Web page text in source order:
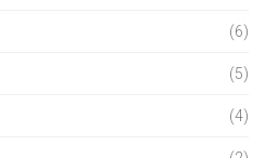
(6)
(5)
(4)